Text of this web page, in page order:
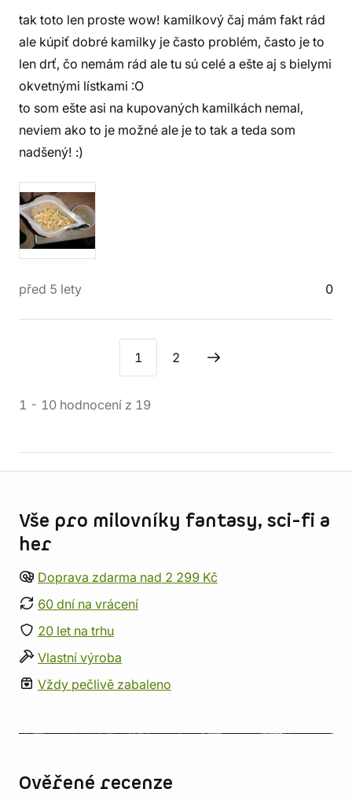
tak toto len proste wow! kamilkový čaj mám fakt rád
ale kúpiť dobré kamilky je často problém, často je to
len drť, čo nemám rád ale tu sú celé a ešte aj s bielymi
okvetnými lístkami :O
to som ešte asi na kupovaných kamilkách nemal,
neviem ako to je možné ale je to tak a teda som
nadšený! :)
před 5 lety 0
1 2
1 - 10 hodnocení z 19
Vše pro milovníky fantasy, sci-fi a
her
Doprava zdarma nad 2 299 Kč
60 dní na vrácení
20 let na trhu
Vlastní výroba
Vždy pečlivě zabaleno
Ověřené recenze